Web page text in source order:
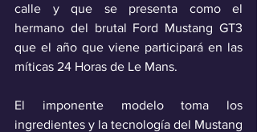
calle y que se presenta como el
hermano del brutal Ford Mustang GT3
que el año que viene participará en las
míticas 24 Horas de Le Mans.
El imponente modelo
toma los
ingredientes y la tecnología del Mustang